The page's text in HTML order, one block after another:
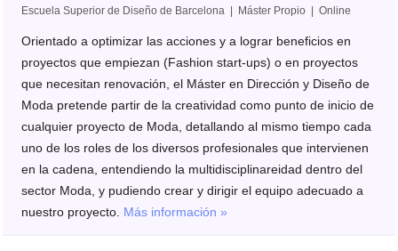
Escuela Superior de Diseño de Barcelona | Máster Propio | Online
Orientado a optimizar las acciones y a lograr beneficios en
proyectos que empiezan (Fashion start-ups) o en proyectos
que necesitan renovación, el Máster en Dirección y Diseño de
Moda pretende partir de la creatividad como punto de inicio de
cualquier proyecto de Moda, detallando al mismo tiempo cada
uno de los roles de los diversos profesionales que intervienen
en la cadena, entendiendo la multidisciplinareidad dentro del
sector Moda, y pudiendo crear y dirigir el equipo adecuado a
nuestro proyecto. Más información »